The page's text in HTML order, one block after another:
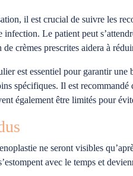
il est crucial de suivre les
Le patient peut
crèmes prescrites aidera à
est essentiel pour garantir
spécifiques. Il est
également être limités pour
ne seront visibles
avec le temps et